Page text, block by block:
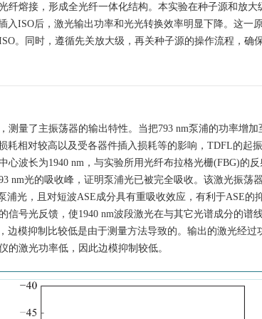
纤熔接，形成全光纤一体化结构。本实验在种子源和放大
入ISO后，激光输出功率和光光转换效率明显下降。这一
。同时，遵循先关放大级，再关种子源的操作流程，确
测量了主振荡器的输出特性。当把793 nm泵浦的功率增
耗相对较高以及受各器件插入损耗等的影响，TDFL的起振
心波长为1940 nm，与实验所用光纤布拉格光栅(FBG)的
nm光的吸收峰，证明泵浦光已被完全吸收。该激光振荡
浦光，且对短波ASE成分具有重吸收效应，有利于ASE的
信号光反馈，使1940 nm波段激光在与其它光谱成分的谱
边模抑制比较低是由于测量方法导致的。输出的激光经过
的激光功率低，因此边模抑制较低。